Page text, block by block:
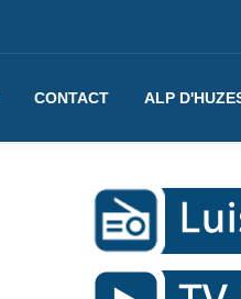
CONTACT ALP